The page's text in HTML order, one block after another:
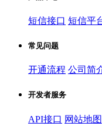
短信接口 短信平
常见问题
开通流程 公司简
开发者服务
API接口 网站地图